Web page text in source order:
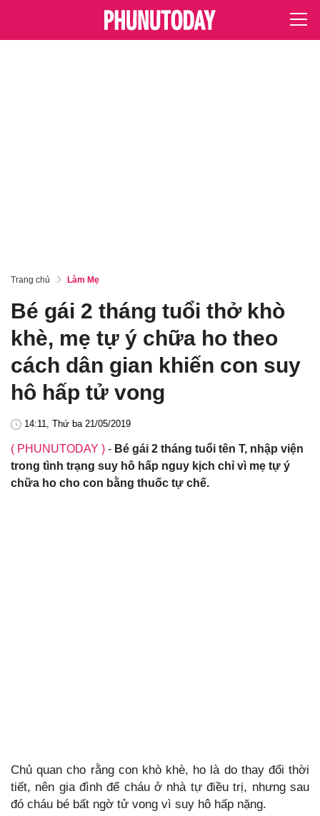
Trang chủ Làm Mẹ
Bé gái 2 tháng tuổi thở khò
khè, mẹ tự ý chữa ho theo
cách dân gian khiến con suy
hô hấp tử vong
14:11, Thứ ba 21/05/2019
( PHUNUTODAY ) - Bé gái 2 tháng tuổi tên T, nhập viện
trong tình trạng suy hô hấp nguy kịch chỉ vì mẹ tự ý
chữa ho cho con bằng thuốc tự chế.
Chủ quan cho rằng con khò khè, ho là do thay đổi thời
tiết, nên gia đình để cháu ở nhà tự điều trị, nhưng sau
đó cháu bé bất ngờ tử vong vì suy hô hấp nặng.